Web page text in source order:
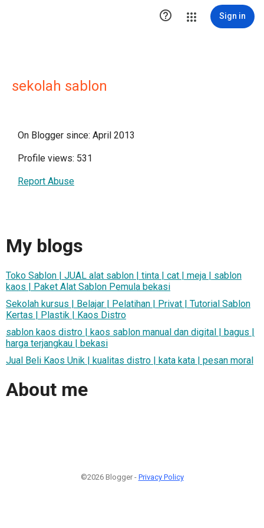
 Sign in
sekolah sablon
On Blogger since: April 2013
Profile views: 531
Report Abuse
My blogs
Toko Sablon | JUAL alat sablon | tinta | cat | meja | sablon
kaos | Paket Alat Sablon Pemula bekasi
Sekolah kursus | Belajar | Pelatihan | Privat | Tutorial Sablon
Kertas | Plastik | Kaos Distro
sablon kaos distro | kaos sablon manual dan digital | bagus |
harga terjangkau | bekasi
Jual Beli Kaos Unik | kualitas distro | kata kata | pesan moral
About me
©2026 Blogger - Privacy Policy